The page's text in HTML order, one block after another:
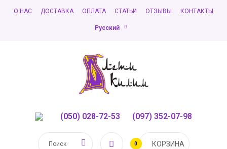
О НАС ДОСТАВКА ОПЛАТА СТАТЬИ ОТЗЫВЫ КОНТАКТЫ
Русский
(050) 028-72-53 (097) 352-07-98
0 КОРЗИНА